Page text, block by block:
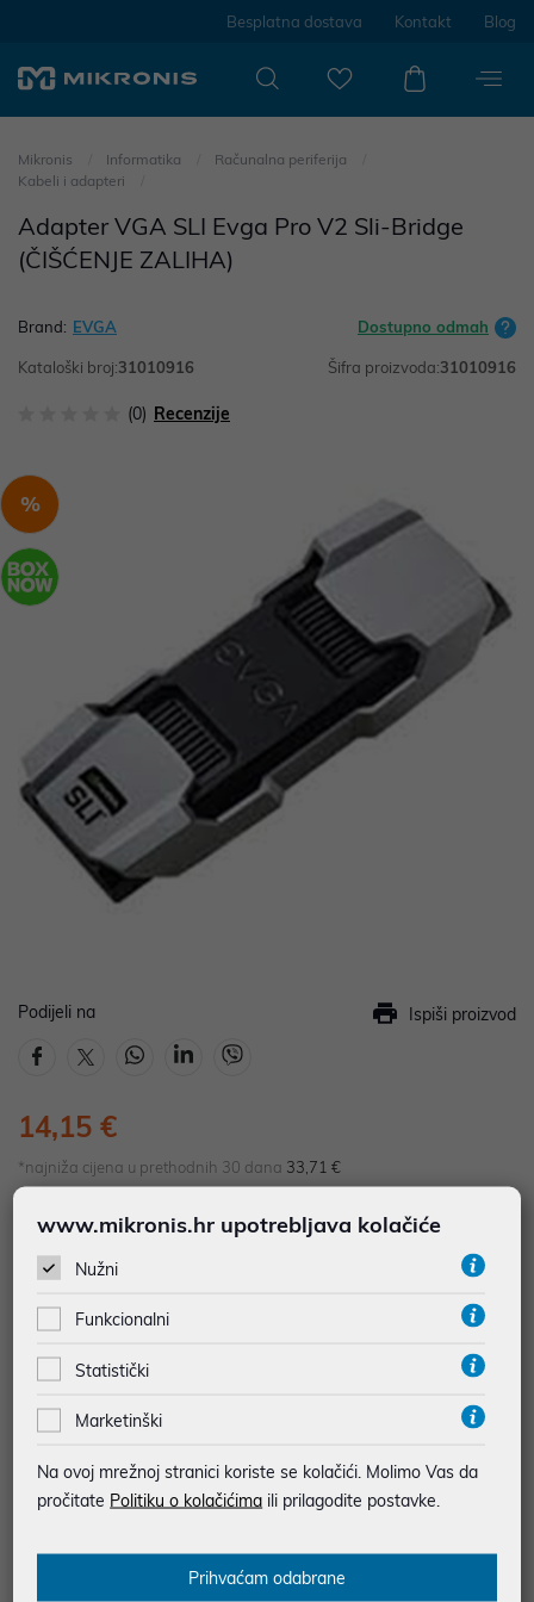
Besplatna dostava Kontakt Blog
Mikronis Informatika
Računalna periferija
Kabeli i adapteri
Adapter VGA SLI Evga Pro V2 Sli-Bridge
(ČIŠĆENJE ZALIHA)
Brand: EVGA Dostupno odmah
Kataloški broj:31010916 Šifra proizvoda:31010916
(0) Recenzije
%
Podijeli na Ispiši proizvod
14,15 €
*najniža cijena u prethodnih 30 dana 33,71 €
Dodajte u košaricu Dodaj u favorite
JAMSTVO 0 MJ.
SIGURNA KUPOVINA
MOGUĆNOST PLAĆANJA NA RATE
www.mikronis.hr upotrebljava kolačiće
Nužni
Funkcionalni
Statistički
Marketinški
Na ovoj mrežnoj stranici koriste se kolačići. Molimo Vas da
pročitate Politiku o kolačićima ili prilagodite postavke.
Prihvaćam odabrane